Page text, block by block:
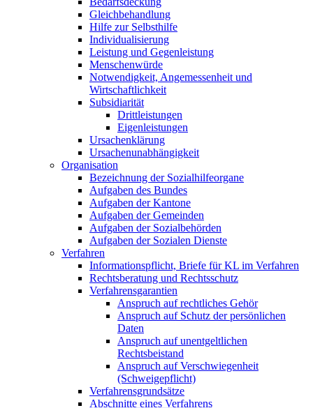
Gleichbehandlung
Hilfe zur Selbsthilfe
Individualisierung
Leistung und Gegenleistung
Menschenwürde
Notwendigkeit, Angemessenheit und
Wirtschaftlichkeit
Subsidiarität
Drittleistungen
Eigenleistungen
Ursachenklärung
Ursachenunabhängigkeit
Organisation
Bezeichnung der Sozialhilfeorgane
Aufgaben des Bundes
Aufgaben der Kantone
Aufgaben der Gemeinden
Aufgaben der Sozialbehörden
Aufgaben der Sozialen Dienste
Verfahren
Informationspflicht, Briefe für KL im Verfahren
Rechtsberatung und Rechtsschutz
Verfahrensgarantien
Anspruch auf rechtliches Gehör
Anspruch auf Schutz der persönlichen
Daten
Anspruch auf unentgeltlichen
Rechtsbeistand
Anspruch auf Verschwiegenheit
(Schweigepflicht)
Verfahrensgrundsätze
Abschnitte eines Verfahrens